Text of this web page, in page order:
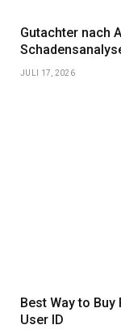
Gutachter nach
JULI 17, 2026
Best Way to
User ID